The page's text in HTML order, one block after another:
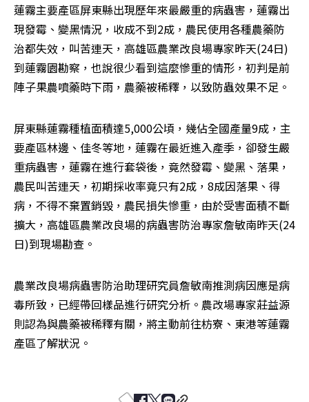
蓮霧主要產區屏東縣出現歷年來最嚴重的病蟲害，蓮霧出
現發霉、變黑情況，收成不到2成，農民使用各種農藥防
治都失效，叫苦連天，高雄區農業改良場專家昨天(24日)
到蓮霧園勘察，也說很少看到這麼慘重的情形，初判是前
陣子果農噴藥時下雨，農藥被稀釋，以致防蟲效果不足。
屏東縣蓮霧種植面積達5,000公頃，幾佔全國產量9成，主
要產區林邊、佳冬等地，蓮霧在最近進入產季，卻發生嚴
重病蟲害，蓮霧在進行套袋後，竟然發霉、變黑、落果，
農民叫苦連天，初期採收率竟只有2成，8成因落果、得
病，不得不棄置銷毀，農民損失慘重，由於受害面積不斷
擴大，高雄區農業改良場的病蟲害防治專家詹敏南昨天(24
日)到現場勘查。
農業改良場病蟲害防治助理研究員詹敏南推測病因應是病
毒所致，已經帶回樣品進行研究分析。農改場專家莊益源
則認為與農藥被稀釋有關，將主動前往枋寮、東港等蓮霧
產區了解狀況。